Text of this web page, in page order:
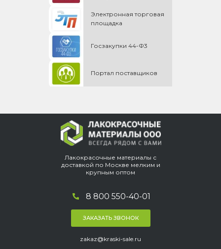
Электронная торговая
площадка
Госзакупки 44-Ф3
Портал поставщиков
Лакокрасочные материалы с
доставкой по Москве мелким и
крупным оптом
8 800 550-40-01
ЗАКАЗАТЬ ЗВОНОК
zakaz@kraski-sale.ru